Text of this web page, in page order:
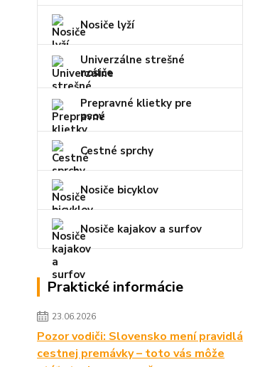
Nosiče lyží
Univerzálne strešné
nosiče
Prepravné klietky pre
psov
Cestné sprchy
Nosiče bicyklov
Nosiče kajakov a surfov
Praktické informácie
23.06.2026
Pozor vodiči: Slovensko mení pravidlá
cestnej premávky – toto vás môže